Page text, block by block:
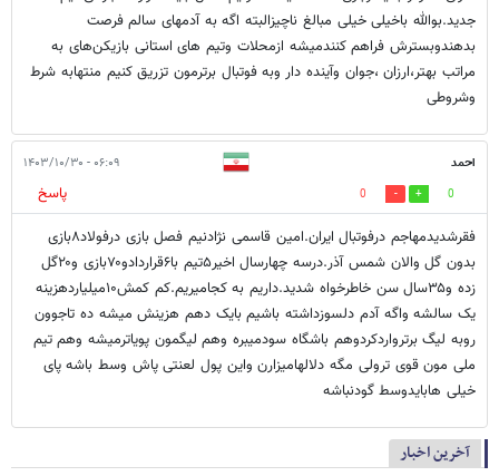
جدید.بوالله باخیلی خیلی مبالغ ناچیزالبته اگه به آدمهای سالم فرصت
بدهندوبسترش فراهم کنندمیشه ازمحلات وتیم های استانی بازیکن‌های به
مراتب بهتر،ارزان ،جوان وآینده دار وبه فوتبال برترمون تزریق کنیم منتهابه شرط
وشروطی
احمد ۰۶:۰۹ - ۱۴۰۳/۱۰/۳۰
0
0
پاسخ
فقرشدیدمهاجم درفوتبال ایران.امین قاسمی نژادنیم فصل بازی درفولاد۸بازی
بدون گل والان شمس آذر.درسه چهارسال اخیر۵تیم با۶قراردادو۷۰بازی و۲۰گل
زده و۳۵سال سن خاطرخواه شدید.داریم به کجامیریم.کم کمش۱۰میلیاردهزینه
یک سالشه واگه آدم دلسوزداشته باشیم بایک دهم هزینش میشه ده تاجوون
روبه لیگ برترواردکردوهم باشگاه سودمیبره وهم لیگمون پویاترمیشه وهم تیم
ملی مون قوی ترولی مگه دلالهامیزارن واین پول لعنتی پاش وسط باشه پای
خیلی هابایدوسط گودنباشه
آخرین اخبار